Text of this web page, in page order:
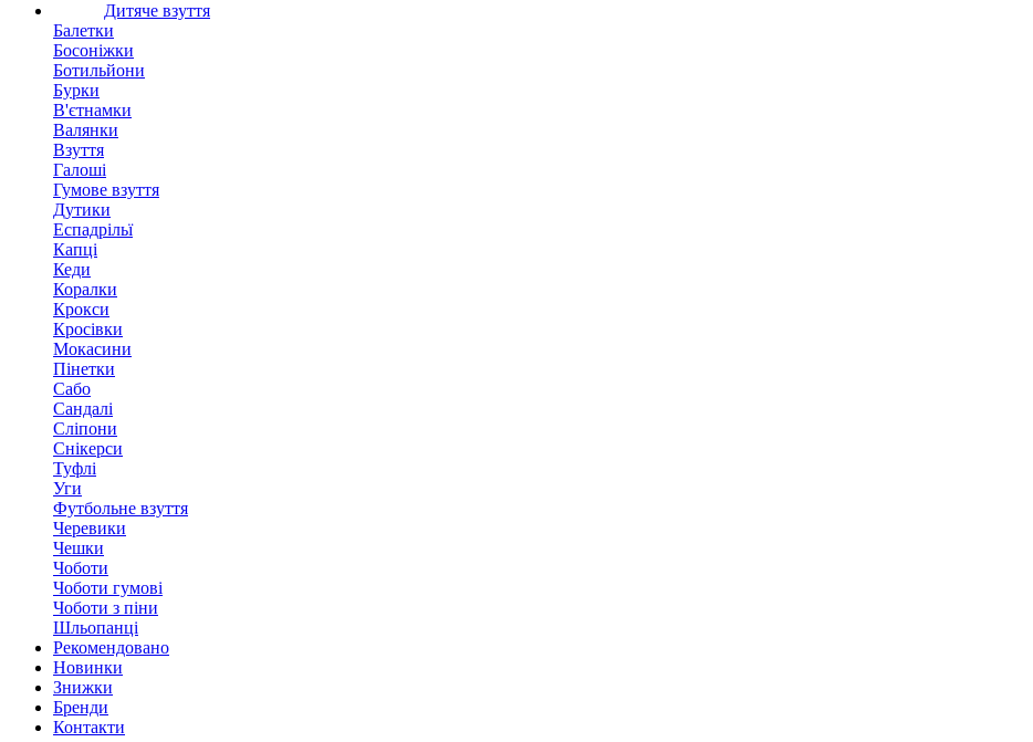
Дитяче взуття
Балетки
Босоніжки
Ботильйони
Бурки
В'єтнамки
Валянки
Взуття
Галоші
Гумове взуття
Дутики
Еспадрільї
Капці
Кеди
Коралки
Крокси
Кросівки
Мокасини
Пінетки
Сабо
Сандалі
Сліпони
Снікерси
Туфлі
Уги
Футбольне взуття
Черевики
Чешки
Чоботи
Чоботи гумові
Чоботи з піни
Шльопанці
Рекомендовано
Новинки
Знижки
Бренди
Контакти